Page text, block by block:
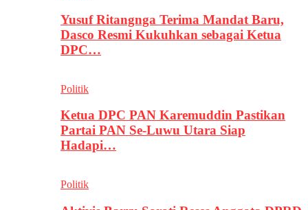
Yusuf Ritangnga Terima Mandat Baru,
Dasco Resmi Kukuhkan sebagai Ketua
DPC…
Politik
Ketua DPC PAN Karemuddin Pastikan
Partai PAN Se-Luwu Utara Siap
Hadapi…
Politik